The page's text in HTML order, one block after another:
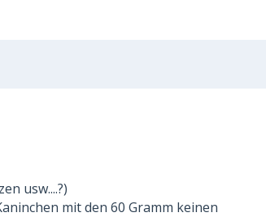
usw....?)
mit den 60 Gramm keinen